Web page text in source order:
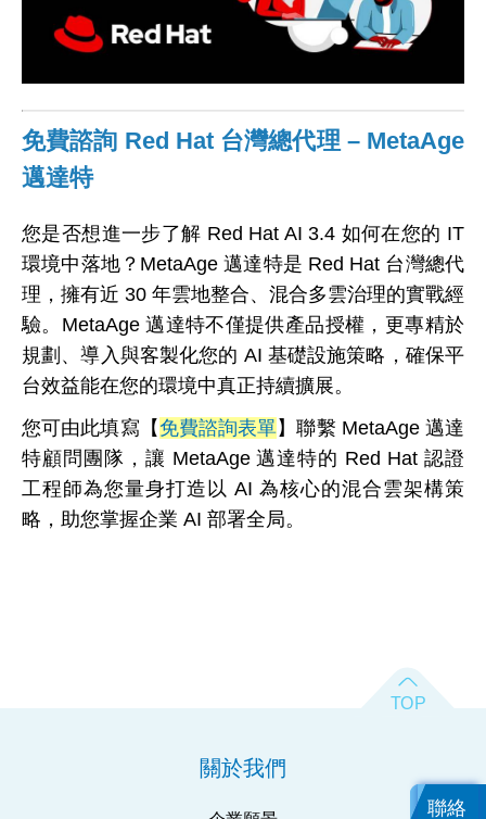
免費諮詢 Red Hat 台灣總代理 – MetaAge
邁達特
您是否想進一步了解 Red Hat AI 3.4 如何在您的 IT
環境中落地？MetaAge 邁達特是 Red Hat 台灣總代
理，擁有近 30 年雲地整合、混合多雲治理的實戰經
驗。MetaAge 邁達特不僅提供產品授權，更專精於
規劃、導入與客製化您的 AI 基礎設施策略，確保平
台效益能在您的環境中真正持續擴展。
您可由此填寫【 免費諮詢表單】聯繫 MetaAge 邁達
特顧問團隊，讓 MetaAge 邁達特的 Red Hat 認證
工程師為您量身打造以 AI 為核心的混合雲架構策
略，助您掌握企業 AI 部署全局。
關於我們
聯絡